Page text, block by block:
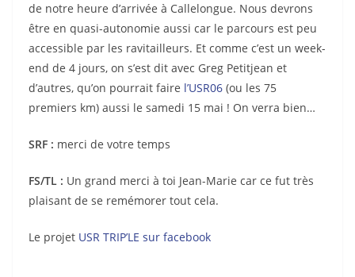
de notre heure d’arrivée à Callelongue. Nous devrons
être en quasi-autonomie aussi car le parcours est peu
accessible par les ravitailleurs. Et comme c’est un week-
end de 4 jours, on s’est dit avec Greg Petitjean et
d’autres, qu’on pourrait faire l’USR06 (ou les 75
premiers km) aussi le samedi 15 mai ! On verra bien…
SRF : merci de votre temps
FS/TL : Un grand merci à toi Jean-Marie car ce fut très
plaisant de se remémorer tout cela.
Le projet USR TRIP’LE sur facebook